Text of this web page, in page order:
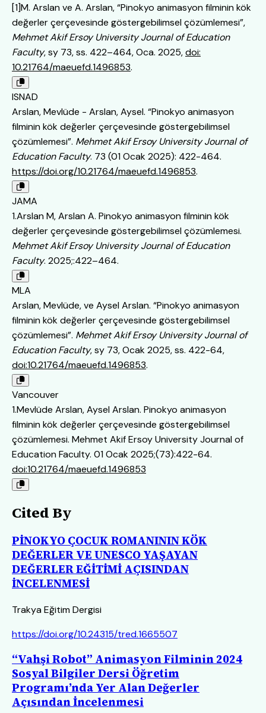
[1]M. Arslan ve A. Arslan, “Pinokyo animasyon filminin kök
değerler çerçevesinde göstergebilimsel çözümlemesi”,
Mehmet Akif Ersoy University Journal of Education
Faculty, sy 73, ss. 422–464, Oca. 2025,doi:
10.21764/maeuefd.1496853.
ISNAD
Arslan, Mevlüde - Arslan, Aysel. “Pinokyo animasyon
filminin kök değerler çerçevesinde göstergebilimsel
çözümlemesi”. Mehmet Akif Ersoy University Journal of
Education Faculty. 73 (01 Ocak 2025): 422-464.
https://doi.org/10.21764/maeuefd.1496853.
JAMA
1.Arslan M, Arslan A. Pinokyo animasyon filminin kök
değerler çerçevesinde göstergebilimsel çözümlemesi.
Mehmet Akif Ersoy University Journal of Education
Faculty. 2025;:422–464.
MLA
Arslan, Mevlüde, ve Aysel Arslan. “Pinokyo animasyon
filminin kök değerler çerçevesinde göstergebilimsel
çözümlemesi”. Mehmet Akif Ersoy University Journal of
Education Faculty, sy 73, Ocak 2025, ss. 422-64,
doi:10.21764/maeuefd.1496853.
Vancouver
1.Mevlüde Arslan, Aysel Arslan. Pinokyo animasyon
filminin kök değerler çerçevesinde göstergebilimsel
çözümlemesi. Mehmet Akif Ersoy University Journal of
Education Faculty. 01 Ocak 2025;(73):422-64.
doi:10.21764/maeuefd.1496853
Cited By
PİNOKYO ÇOCUK ROMANININ KÖK
DEĞERLER VE UNESCO YAŞAYAN
DEĞERLER EĞİTİMİ AÇISINDAN
İNCELENMESİ
Trakya Eğitim Dergisi
https://doi.org/10.24315/tred.1665507
“Vahşi Robot” Animasyon Filminin 2024
Sosyal Bilgiler Dersi Öğretim
Programı’nda Yer Alan Değerler
Açısından İncelenmesi